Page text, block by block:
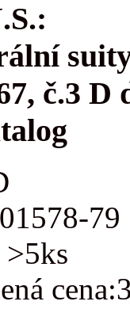
č.3 D
79
>5ks